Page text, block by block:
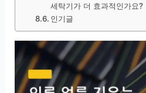
세탁기가 더 효과적인가요?
인기글